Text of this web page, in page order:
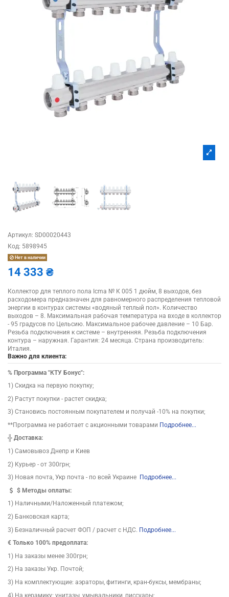
Артикул: SD00020443
Код: 5898945
Нет в наличии
14 333 ₴
Коллектор для теплого пола Icma № К 005 1 дюйм, 8 выходов, без
расходомера предназначен для равномерного распределения тепловой
энергии в контурах системы «водяный теплый пол». Количество
выходов – 8. Максимальная рабочая температура на входе в коллектор
- 95 градусов по Цельсию. Максимальное рабочее давление – 10 Бар.
Резьба подключения к системе – внутренняя. Резьба подключения
контура – наружная. Гарантия: 24 месяца. Страна производитель:
Италия.
Важно для клиента:
% Программа "КТУ Бонус":
1) Скидка на первую покупку;
2) Растут покупки - растет скидка;
3) Становись постоянным покупателем и получай -10% на покупки;
**Программа не работает с акционными товарами Подробнее...
╬ Доставка:
1) Самовывоз Днепр и Киев
2) Курьер - от 300грн;
3) Новая почта, Укр почта - по всей Украине Подробнее...
$Методы оплаты:
1) Наличными/Наложенный платежом;
2) Банковская карта;
3) Безналичный расчет ФОП / расчет с НДС. Подробнее...
€ Только 100% предоплата:
1) На заказы менее 300грн;
2) На заказы Укр. Почтой;
3) На комплектующие: аэраторы, фитинги, кран-буксы, мембраны;
4) На керамику: унитазы, умывальники, писсуары;